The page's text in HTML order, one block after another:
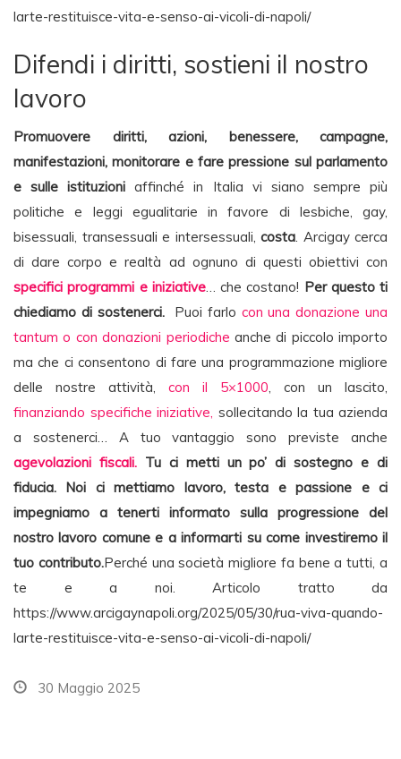
larte-restituisce-vita-e-senso-ai-vicoli-di-napoli/
Difendi i diritti, sostieni il nostro
lavoro
Promuovere diritti, azioni, benessere, campagne,
manifestazioni, monitorare e fare pressione sul parlamento
e sulle istituzioni affinché in Italia vi siano sempre più
politiche e leggi egualitarie in favore di lesbiche, gay,
bisessuali, transessuali e intersessuali, costa. Arcigay cerca
di dare corpo e realtà ad ognuno di questi obiettivi con
specifici programmi e iniziative… che costano! Per questo ti
chiediamo di sostenerci.Puoi farlo con una donazione una
tantum o con donazioni periodiche anche di piccolo importo
ma che ci consentono di fare una programmazione migliore
delle nostre attività, con il 5×1000, con un lascito,
finanziando specifiche iniziative, sollecitando la tua azienda
a sostenerci… A tuo vantaggio sono previste anche
agevolazioni fiscali. Tu ci metti un po’ di sostegno e di
fiducia. Noi ci mettiamo lavoro, testa e passione e ci
impegniamo a tenerti informato sulla progressione del
nostro lavoro comune e a informarti su come investiremo il
tuo contributo.Perché una società migliore fa bene a tutti, a
te e a noi. Articolo tratto da
https://www.arcigaynapoli.org/2025/05/30/rua-viva-quando-
larte-restituisce-vita-e-senso-ai-vicoli-di-napoli/
30 Maggio 2025